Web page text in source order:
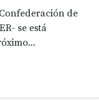
de
se está